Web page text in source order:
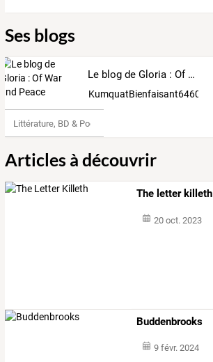
Ses blogs
Le blog de Gloria : Of War and Peace
KumquatBienfaisant6460655
Littérature, BD & Poésie
Articles à découvrir
The letter killeth
20 oct. 2023
Buddenbrooks
9 févr. 2024